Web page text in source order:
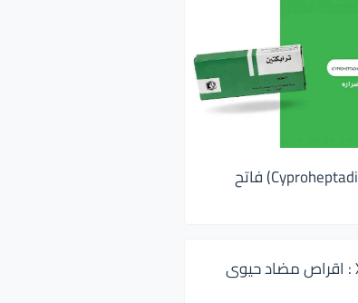
ترايكتين Cyproheptadine) Triactin) فاتح
زيثرون 500 Xithrone : اقراص مضاد حيوى